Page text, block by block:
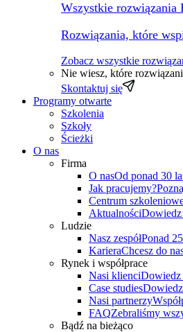
Wszystkie rozwiązania
Rozwiązania, które
Zobacz wszystkie
Nie wiesz, które
Skontaktuj się
Programy otwarte
Szkolenia
Szkoły
Ścieżki
O nas
Firma
O nasOd ponad 30
Jak pracujemy?
Centrum
AktualnościDowiedz
Ludzie
Nasz zespółPonad
KarieraChcesz do
Rynek i współprace
Nasi klienciDowiedz
Case studies
Nasi partnerzy
FAQZebraliśmy
Bądź na bieżąco